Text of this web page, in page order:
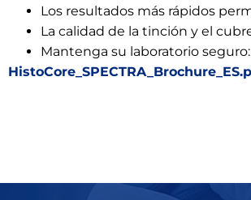
Los resultados más rápidos
La calidad de la tinción y el
Mantenga su laboratorio